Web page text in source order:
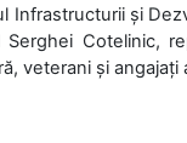
și
Cotelinic,
veterani și angajați